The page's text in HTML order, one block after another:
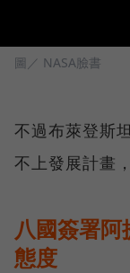
圖／ NASA臉書
不過布萊登斯
不上發展計畫
八國簽署
態度